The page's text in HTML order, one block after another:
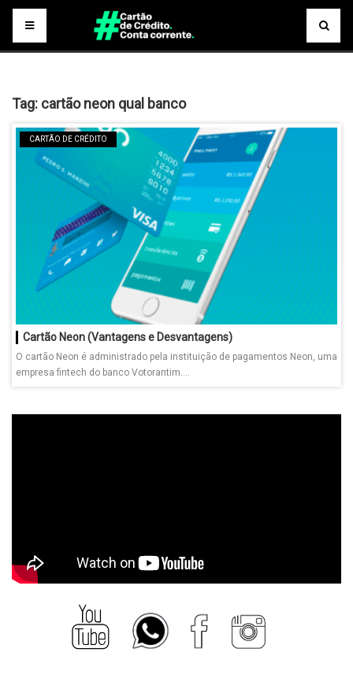
Tag: cartão neon qual banco
CARTÃO DE CRÉDITO
Cartão Neon (Vantagens e Desvantagens)
O cartão Neon é administrado pela instituição de pagamentos Neon, uma
empresa fintech do banco Votorantim....